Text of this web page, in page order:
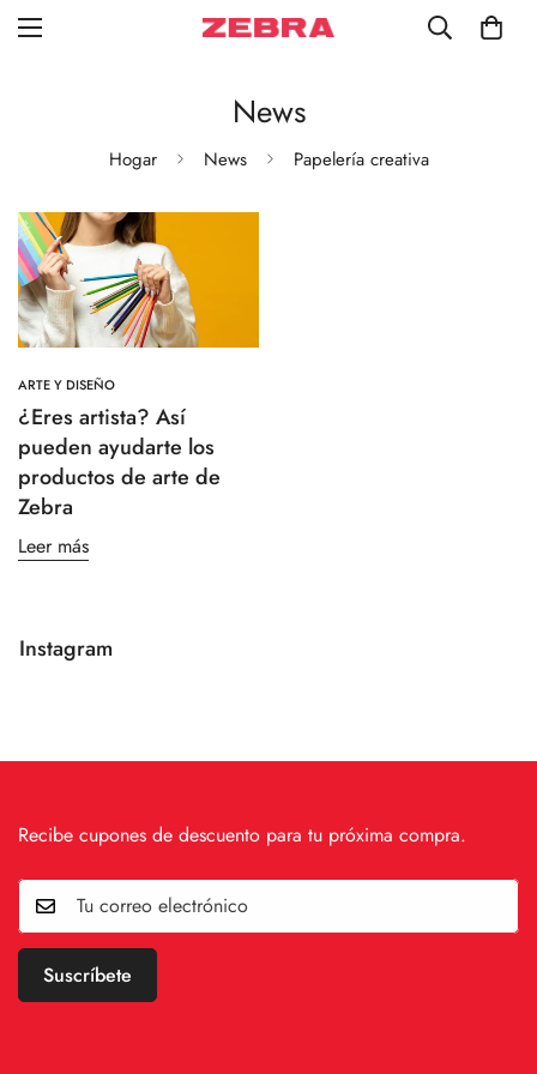
News
Hogar News Papelería creativa
ARTE Y DISEÑO
¿Eres artista? Así
pueden ayudarte los
productos de arte de
Zebra
Leer más
Instagram
Recibe cupones de descuento para tu próxima compra.
Suscríbete